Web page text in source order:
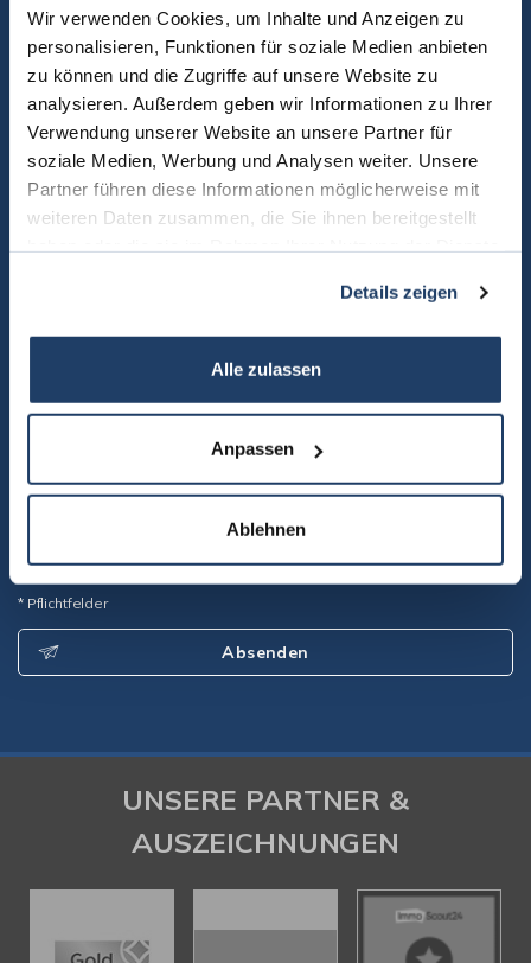
Wir verwenden Cookies, um Inhalte und Anzeigen zu
personalisieren, Funktionen für soziale Medien anbieten
zu können und die Zugriffe auf unsere Website zu
analysieren. Außerdem geben wir Informationen zu Ihrer
Verwendung unserer Website an unsere Partner für
soziale Medien, Werbung und Analysen weiter. Unsere
Partner führen diese Informationen möglicherweise mit
weiteren Daten zusammen, die Sie ihnen bereitgestellt
Details zeigen
Alle zulassen
Anpassen
Ablehnen
und meine Daten speichern. *
* Pflichtfelder
Absenden
UNSERE PARTNER &
AUSZEICHNUNGEN